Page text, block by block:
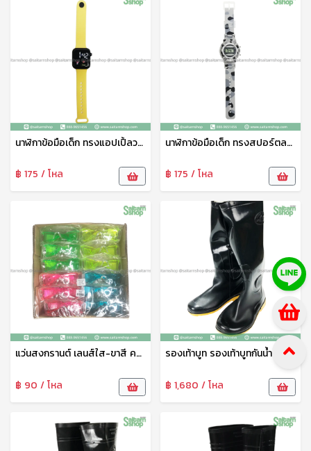
นาฬิกาข้อมือเด็ก ทรงแอปเปิ้ลวอช HY089-5 THY
฿ 175 / โหล
นาฬิกาข้อมือเด็ก ทรงสปอร์ตลายทหาร HY089-8 THY
฿ 175 / โหล
แว่นสงกรานต์ เลนส์ใส-ขาสี คละสี GL14A pmp
฿ 90 / โหล
รองเท้าบูท รองเท้าบูทกันน้ำ รองเท้าทำสวน รองเท้าบูทสูง 18.5 นิ้ว No.A1250 arrow star
฿ 1,680 / โหล